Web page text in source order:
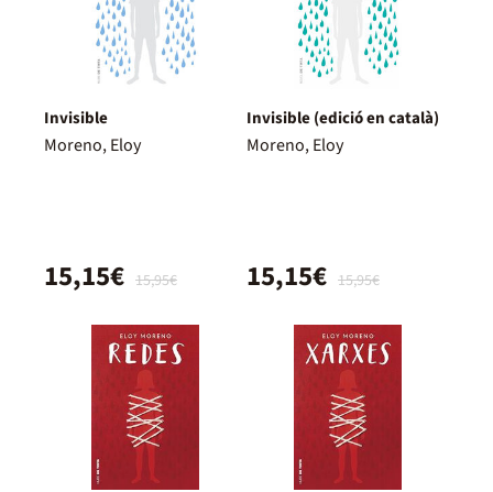
Invisible
Moreno, Eloy
15,95€
15,15€
Invisible (edició en català)
Moreno, Eloy
15,95€
15,15€